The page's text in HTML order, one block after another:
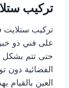
تركيب
تركيب ستلايت
على فني ذو
حتى تتم بشكل
الفضائية
العين بالقيام